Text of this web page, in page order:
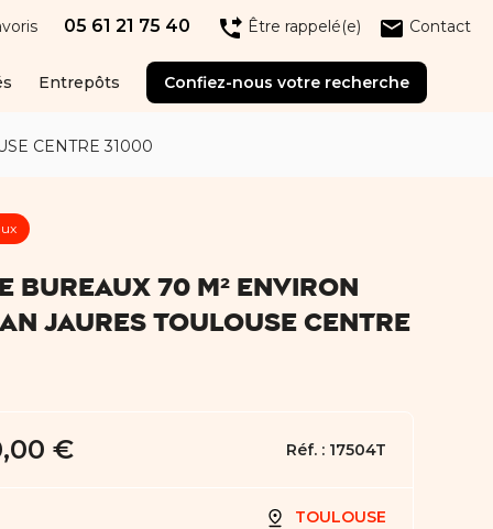
05 61 21 75 40 phone_forwarded Être rappelé(e) email Contact
Entrepôts Confiez-nous votre recherche
CENTRE 31000
BUREAUX 70 M² ENVIRON
JAURES TOULOUSE CENTRE
€ Réf. : 17504T
TOULOUSE